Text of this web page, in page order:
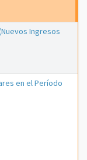
Ingresos
en el Período